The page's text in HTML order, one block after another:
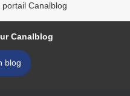
Canalblog
Canalblog
blog